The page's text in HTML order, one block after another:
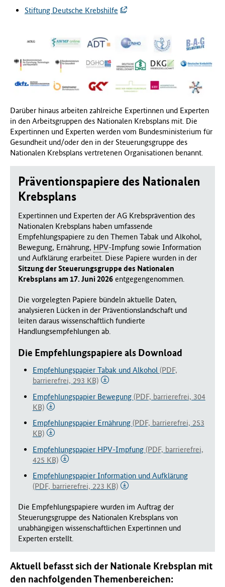
Stiftung Deutsche Krebshilfe
Darüber hinaus arbeiten zahlreiche Expertinnen und Experten
in den Arbeitsgruppen des Nationalen Krebsplans mit. Die
Expertinnen und Experten werden vom Bundesministerium für
Gesundheit und/oder den in der Steuerungsgruppe des
Nationalen Krebsplans vertretenen Organisationen benannt.
Präventionspapiere des Nationalen
Krebsplans
Expertinnen und Experten der AG Krebsprävention des
Nationalen Krebsplans haben umfassende
Empfehlungspapiere zu den Themen Tabak und Alkohol,
Bewegung, Ernährung, HPV-Impfung sowie Information
und Aufklärung erarbeitet. Diese Papiere wurden in der
Sitzung der Steuerungsgruppe des Nationalen
Krebsplans am 17. Juni 2026 entgegengenommen.
Die vorgelegten Papiere bündeln aktuelle Daten,
analysieren Lücken in der Präventionslandschaft und
leiten daraus wissenschaftlich fundierte
Handlungsempfehlungen ab.
Die Empfehlungspapiere als Download
Empfehlungspapier Tabak und Alkohol (PDF,
barrierefrei, 293 KB)
Empfehlungspapier Bewegung (PDF, barrierefrei, 304
KB)
Empfehlungspapier Ernährung (PDF, barrierefrei, 253
KB)
Empfehlungspapier HPV-Impfung (PDF, barrierefrei,
425 KB)
Empfehlungspapier Information und Aufklärung
(PDF, barrierefrei, 223 KB)
Die Empfehlungspapiere wurden im Auftrag der
Steuerungsgruppe des Nationalen Krebsplans von
unabhängigen wissenschaftlichen Expertinnen und
Experten erstellt.
Aktuell befasst sich der Nationale Krebsplan mit
den nachfolgenden Themenbereichen: